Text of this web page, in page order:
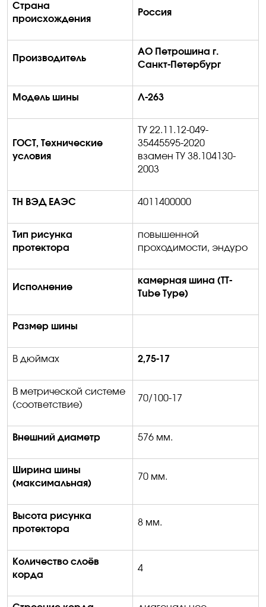
Страна
происхождения
Россия
Производитель
АО Петрошина г.
Санкт-Петербург
Модель шины Л-263
ГОСТ, Технические
условия
ТУ 22.11.12-049-
35445595-2020
взамен ТУ 38.104130-
2003
ТН ВЭД ЕАЭС 4011400000
Тип рисунка
протектора
повышенной
проходимости, эндуро
Исполнение
камерная шина (TT-
Tube Type)
Размер шины
В дюймах 2,75-17
В метрической системе
(соответствие)
70/100-17
Внешний диаметр 576 мм.
Ширина шины
(максимальная)
70 мм.
Высота рисунка
протектора
8 мм.
Количество слоёв
корда
4